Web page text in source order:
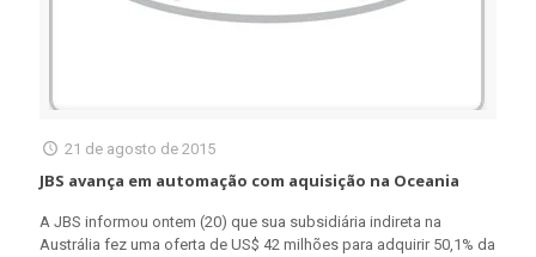
21 de agosto de 2015
JBS avança em automação com aquisição na Oceania
A JBS informou ontem (20) que sua subsidiária indireta na
Austrália fez uma oferta de US$ 42 milhões para adquirir 50,1% da